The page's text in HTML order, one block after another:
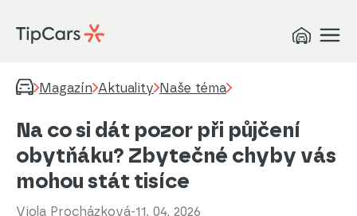
Magazín Aktuality Naše téma
Na co si dát pozor při půjčení
obytňáku? Zbytečné chyby vás
mohou stát tisíce
Viola Procházková-11. 04. 2026